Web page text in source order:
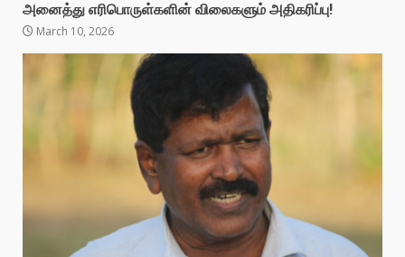
அனைத்து எரிபொருள்களின் விலைகளும் அதிகரிப்பு!
March 10, 2026